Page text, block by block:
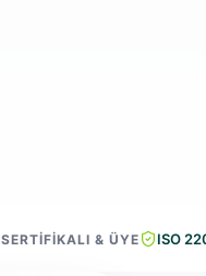
SERTIFIKALI & ÜYE ISO